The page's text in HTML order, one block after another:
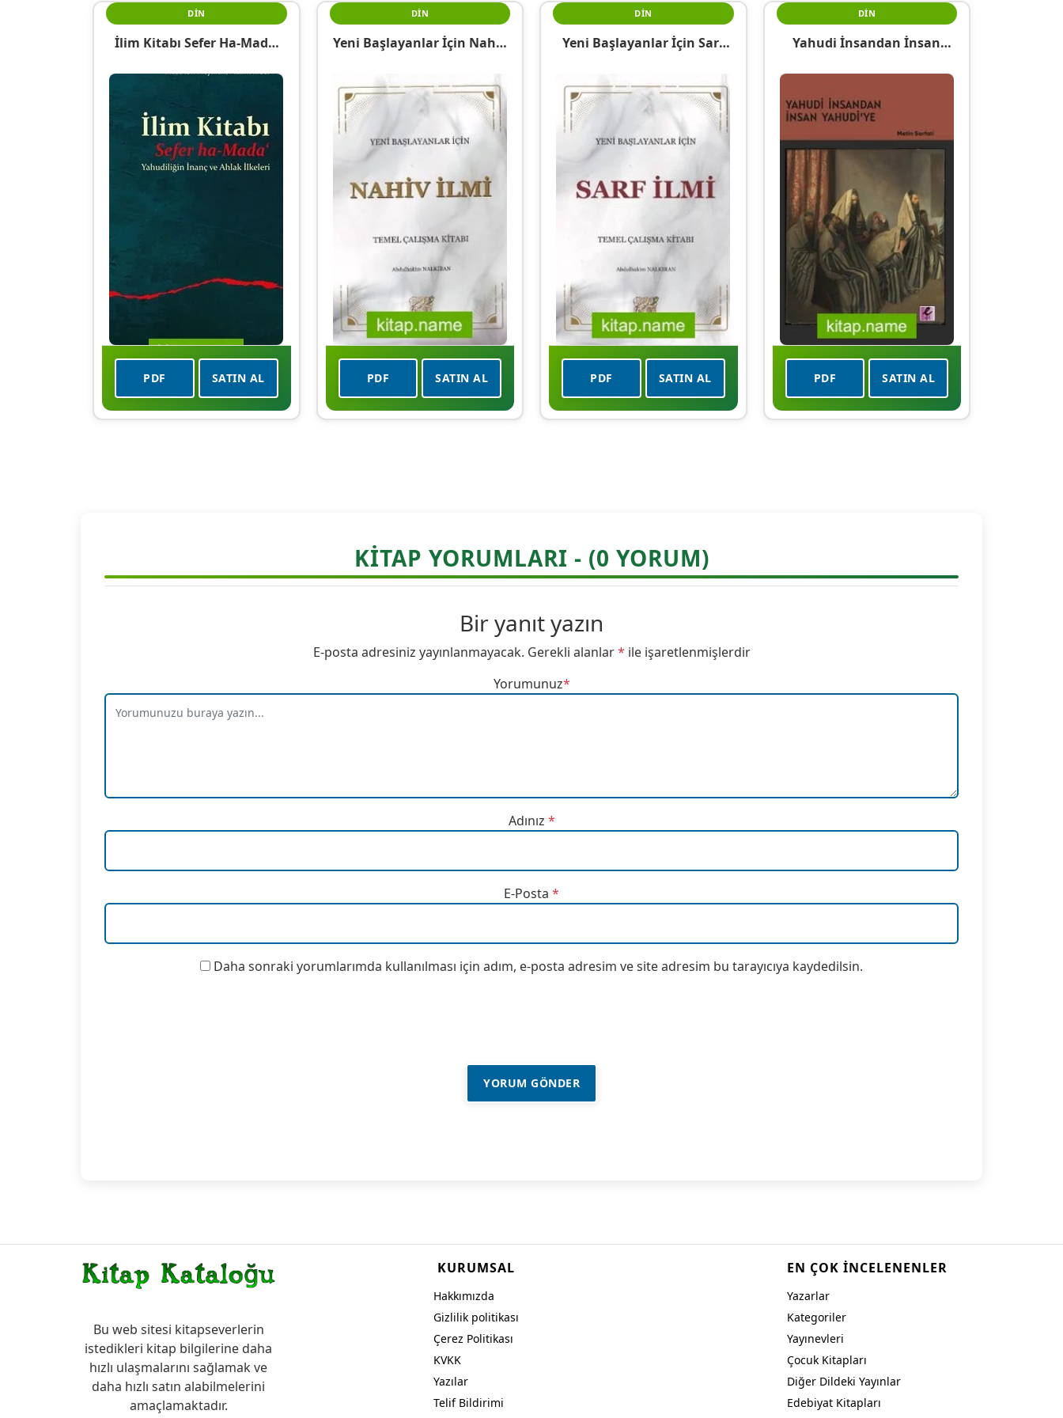
DIN
İlim Kitabı Sefer Ha-Mada‘
İlkeleri
PDF SATIN AL
DIN
Yeni Başlayanlar İçin Nahiv
PDF SATIN AL
DIN
Yeni Başlayanlar İçin Sarf
PDF SATIN AL
DIN
Yahudi İnsandan İnsan
PDF SATIN AL
KITAP YORUMLARI - (0 YORUM)
Bir yanıt yazın
E-posta adresiniz yayınlanmayacak. Gerekli alanlar* ile işaretlenmişlerdir
Yorumunuz*
Adınız *
E-Posta *
Daha sonraki yorumlarımda kullanılması için adım, e-posta adresim ve site adresim bu tarayıcıya kaydedilsin.
Bu web sitesi kitapseverlerin
istedikleri kitap bilgilerine daha
hızlı ulaşmalarını sağlamak ve
daha hızlı satın alabilmelerini
amaçlamaktadır.
KURUMSAL
Hakkımızda
Gizlilik politikası
Çerez Politikası
KVKK
Yazılar
Telif Bildirimi
EN ÇOK İNCELENENLER
Yazarlar
Kategoriler
Yayınevleri
Çocuk Kitapları
Diğer Dildeki Yayınlar
Edebiyat Kitapları